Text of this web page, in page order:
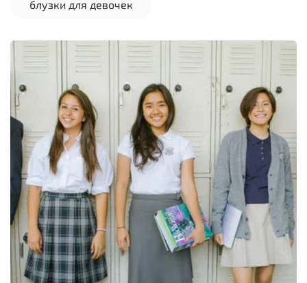
блузки для девочек